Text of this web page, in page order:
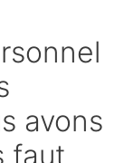
avons
faut